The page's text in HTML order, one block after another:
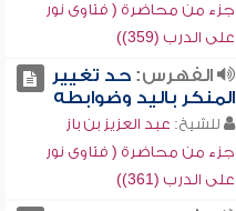
جزء من محاضرة ( فتاوى نور
على الدرب (359))
الفهرس:حد تغيير
المنكر باليد وضوابطه
للشيخ: عبد العزيز بن باز
جزء من محاضرة ( فتاوى نور
على الدرب (361))